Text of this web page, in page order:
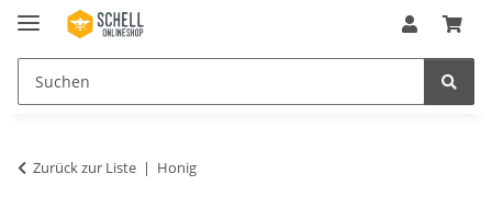
Zurück zur Liste Honig